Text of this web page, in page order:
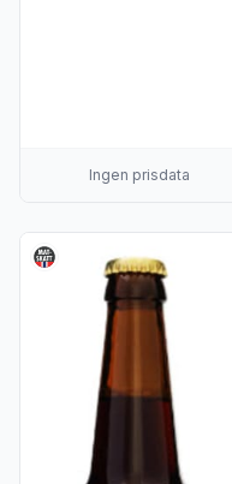
Ingen prisdata
Vis flere detaljer for